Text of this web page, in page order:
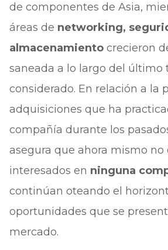
de componentes de Asia,
áreas de networking,
almacenamientocrecieron
saneada a lo largo del último
considerado. En relación a la
adquisiciones que ha
compañía durante los
asegura que ahora mismo no
interesados en ninguna
continúan oteando el
oportunidades que se
mercado.